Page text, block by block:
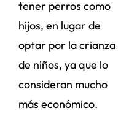
tener perros como
hijos, en lugar de
optar por la crianza
de niños, ya que lo
consideran mucho
más económico.